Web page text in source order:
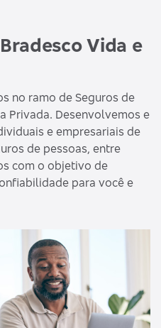
Bradesco Vida e
no ramo de Seguros de
Privada. Desenvolvemos e
e empresariais de
de pessoas, entre
com o objetivo de
para você e